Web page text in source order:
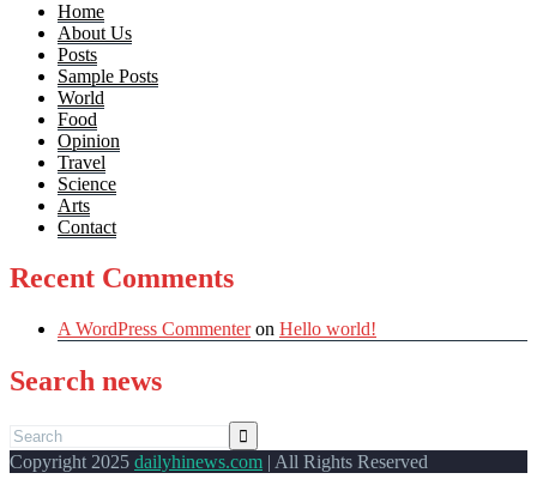
Home
About Us
Posts
Sample Posts
World
Food
Opinion
Travel
Science
Arts
Contact
Recent Comments
A WordPress Commenteron Hello world!
Search news
Copyright 2025 dailyhinews.com | All Rights Reserved